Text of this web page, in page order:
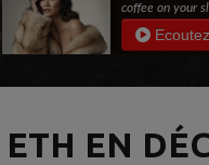
coffee on your
ETH EN